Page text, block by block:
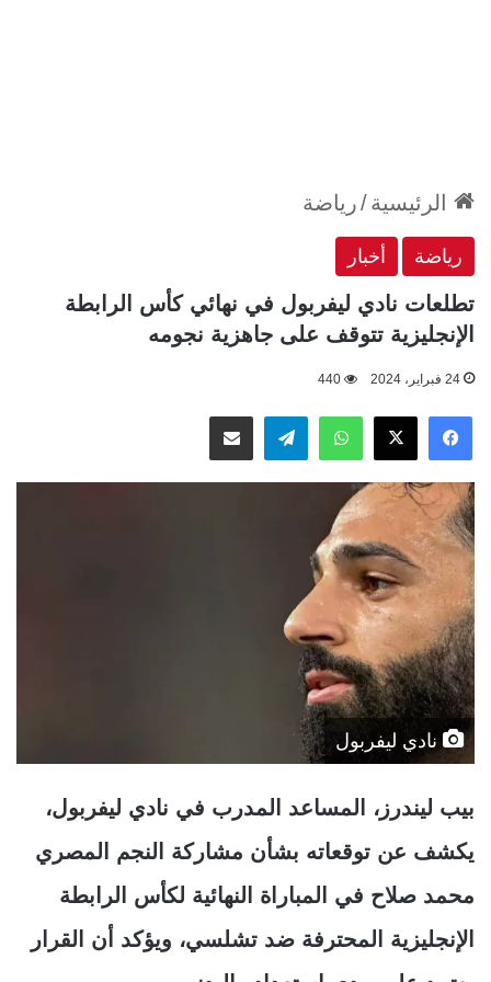
الرئيسية/رياضة
رياضة أخبار
تطلعات نادي ليفربول في نهائي كأس الرابطة
الإنجليزية تتوقف على جاهزية نجومه
24 فبراير، 2024 440
فيسبوك
‫X واتسابتيلقراممشاركة عبر البريد
نادي ليفربول
بيب ليندرز، المساعد المدرب في نادي ليفربول،
يكشف عن توقعاته بشأن مشاركة النجم المصري
محمد صلاح في المباراة النهائية لكأس الرابطة
الإنجليزية المحترفة ضد تشلسي، ويؤكد أن القرار